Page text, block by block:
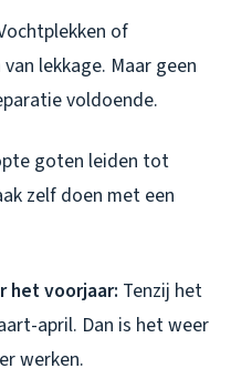
of
lekkage. Maar geen
voldoende.
goten leiden tot
zelf doen met een
het voorjaar: Tenzij het
april. Dan is het weer
werken.